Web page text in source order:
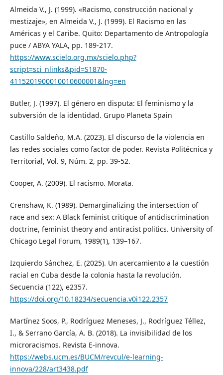
Almeida V., J. (1999). «Racismo, construcción nacional y
mestizaje», en Almeida V., J. (1999). El Racismo en las
Américas y el Caribe. Quito: Departamento de Antropología
puce / ABYA YALA, pp. 189-217.
https://www.scielo.org.mx/scielo.php?
script=sci_nlinks&pid=S1870-
4115201900010010600001&lng=en
Butler, J. (1997). El género en disputa: El feminismo y la
subversión de la identidad. Grupo Planeta Spain
Castillo Saldeño, M.A. (2023). El discurso de la violencia en
las redes sociales como factor de poder. Revista Politécnica y
Territorial, Vol. 9, Núm. 2, pp. 39-52.
Cooper, A. (2009). El racismo. Morata.
Crenshaw, K. (1989). Demarginalizing the intersection of
race and sex: A Black feminist critique of antidiscrimination
doctrine, feminist theory and antiracist politics. University of
Chicago Legal Forum, 1989(1), 139–167.
Izquierdo Sánchez, E. (2025). Un acercamiento a la cuestión
racial en Cuba desde la colonia hasta la revolución.
Secuencia (122), e2357.
https://doi.org/10.18234/secuencia.v0i122.2357
Martínez Soos, P., Rodríguez Meneses, J., Rodríguez Téllez,
I., & Serrano García, A. B. (2018). La invisibilidad de los
microracismos. Revista E-innova.
https://webs.ucm.es/BUCM/revcul/e-learning-
innova/228/art3438.pdf